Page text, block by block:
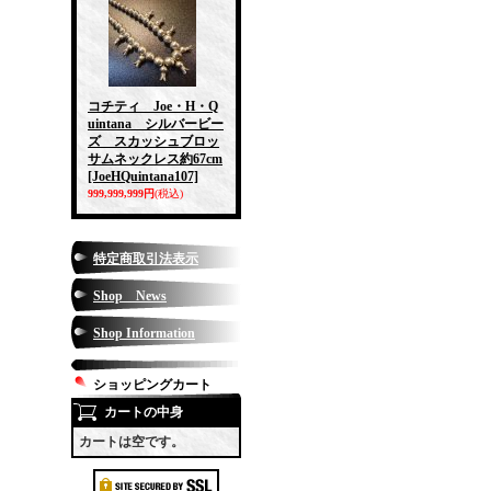
コチティ Joe・H・Q
uintana シルバービー
ズ スカッシュブロッ
サムネックレス約67cm
[JoeHQuintana107]
999,999,999円(税込)
特定商取引法表示
Shop News
Shop Information
ショッピングカート
カートの中身
カートは空です。